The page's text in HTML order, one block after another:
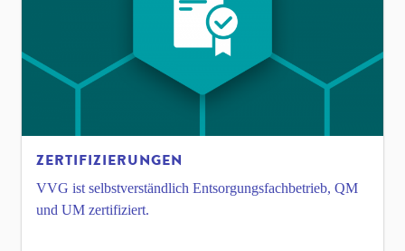
ZERTIFIZIERUNGEN
VVG ist selbstverständlich Entsorgungsfachbetrieb, QM
und UM zertifiziert.